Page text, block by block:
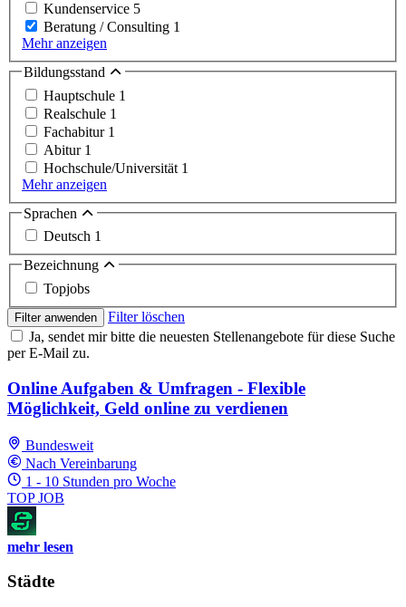
Kundenservice 5
Beratung / Consulting 1
Mehr anzeigen
Bildungsstand
Hauptschule 1
Realschule 1
Fachabitur 1
Abitur 1
Hochschule/Universität 1
Mehr anzeigen
Sprachen
Deutsch 1
Bezeichnung
Topjobs
Filter anwenden
Filter löschen
Ja, sendet mir bitte die neuesten Stellenangebote für diese Suche
per E-Mail zu.
Online Aufgaben & Umfragen - Flexible
Möglichkeit, Geld online zu verdienen
Bundesweit
Nach Vereinbarung
1 - 10 Stunden pro Woche
TOP JOB
mehr lesen
Städte